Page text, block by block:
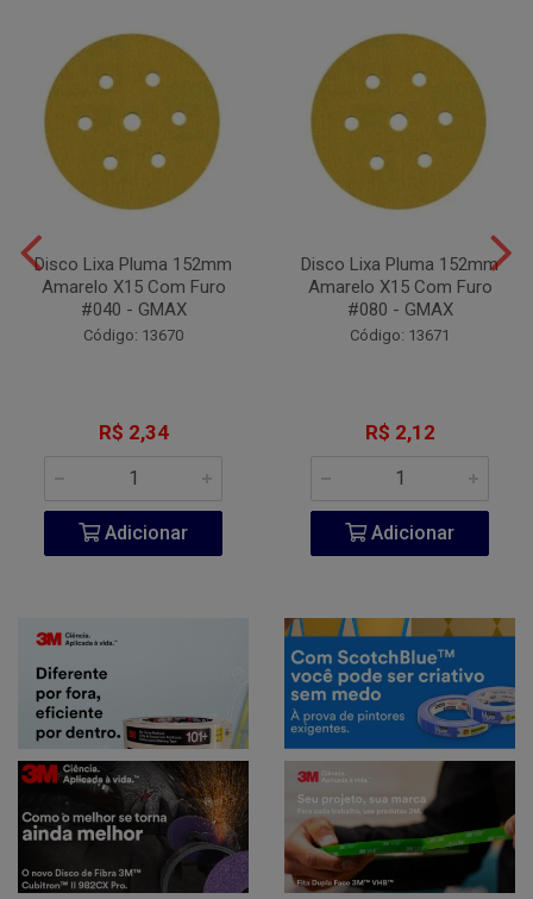
Disco Lixa Pluma 152mm
Amarelo X15 Com Furo
#040 - GMAX
Código: 13670
R$ 2,34
Adicionar
Disco Lixa Pluma 152mm
Amarelo X15 Com Furo
#080 - GMAX
Código: 13671
R$ 2,12
Adicionar